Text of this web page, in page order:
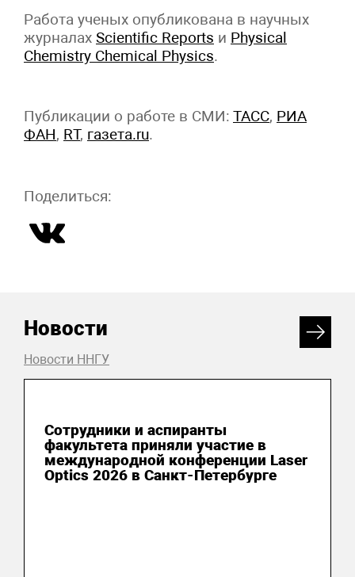
Работа ученых опубликована в научных
журналах Scientific Reports и Physical
Chemistry Chemical Physics.
Публикации о работе в СМИ: ТАСС, РИА
ФАН, RT, газета.ru.
Поделиться:
Новости
Новости ННГУ
Сотрудники и аспиранты
факультета приняли участие в
международной конференции Laser
Optics 2026 в Санкт-Петербурге